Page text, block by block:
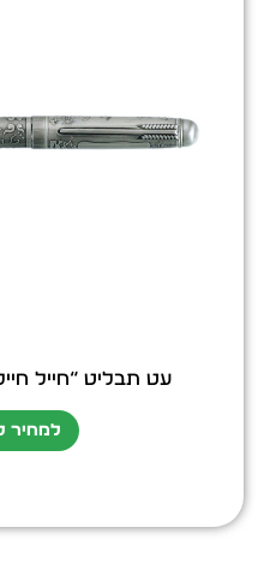
עט תבליט “חייל
למחיר